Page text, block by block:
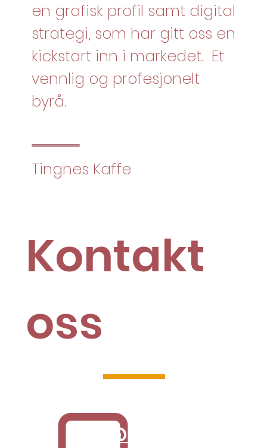
en grafisk profil samt digital
strategi, som har gitt oss en
kickstart inn i markedet. Et
vennlig og profesjonelt
byrå.
Tingnes Kaffe
post@lemen-
Kontakt
oss